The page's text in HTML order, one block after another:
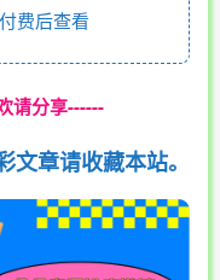
费后查看
请分享------
章请收藏本站。